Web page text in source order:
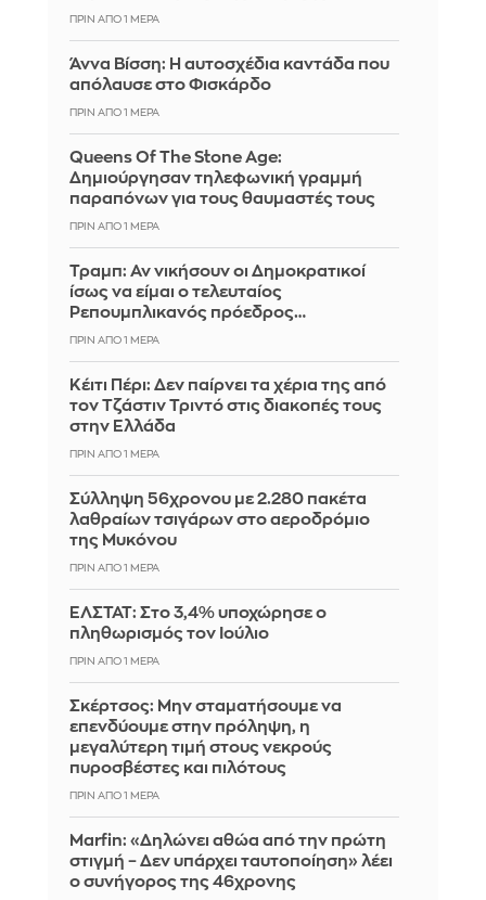
ΠΡΙΝ ΑΠΌ 1 ΜΈΡΑ
Άννα Βίσση: Η αυτοσχέδια καντάδα που
απόλαυσε στο Φισκάρδο
ΠΡΙΝ ΑΠΌ 1 ΜΈΡΑ
Queens Of The Stone Age:
Δημιούργησαν τηλεφωνική γραμμή
παραπόνων για τους θαυμαστές τους
ΠΡΙΝ ΑΠΌ 1 ΜΈΡΑ
Τραμπ: Αν νικήσουν οι Δημοκρατικοί
ίσως να είμαι ο τελευταίος
Ρεπουμπλικανός πρόεδρος…
ΠΡΙΝ ΑΠΌ 1 ΜΈΡΑ
Κέιτι Πέρι: Δεν παίρνει τα χέρια της από
τον Τζάστιν Τριντό στις διακοπές τους
στην Ελλάδα
ΠΡΙΝ ΑΠΌ 1 ΜΈΡΑ
Σύλληψη 56χρονου με 2.280 πακέτα
λαθραίων τσιγάρων στο αεροδρόμιο
της Μυκόνου
ΠΡΙΝ ΑΠΌ 1 ΜΈΡΑ
ΕΛΣΤΑΤ: Στο 3,4% υποχώρησε ο
πληθωρισμός τον Ιούλιο
ΠΡΙΝ ΑΠΌ 1 ΜΈΡΑ
Σκέρτσος: Μην σταματήσουμε να
επενδύουμε στην πρόληψη, η
μεγαλύτερη τιμή στους νεκρούς
πυροσβέστες και πιλότους
ΠΡΙΝ ΑΠΌ 1 ΜΈΡΑ
Marfin: «Δηλώνει αθώα από την πρώτη
στιγμή – Δεν υπάρχει ταυτοποίηση» λέει
ο συνήγορος της 46χρονης